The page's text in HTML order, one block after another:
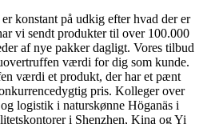
konstant på udkig efter hvad der er
vi sendt produkter til over 100.000
af nye pakker dagligt. Vores tilbud
værdi for dig som kunde.
værdi et produkt, der har et pænt
pris. Kolleger over
logistik i naturskønne Höganäs i
i Shenzhen, Kina og Yi